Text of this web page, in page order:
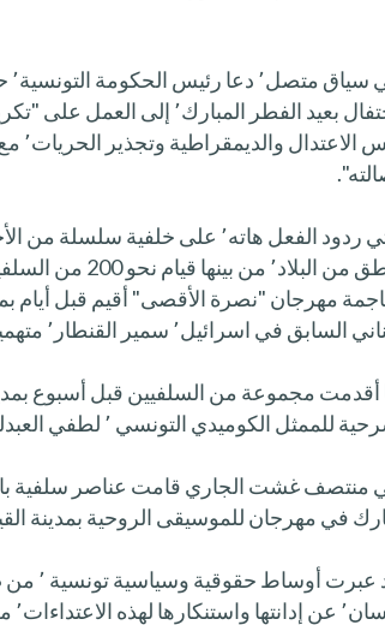
الاحتفال بعيد الفطر
أسس
وتأتي ردود الفعل هاته٬ على
في اسرائيل٬ سمير القنطار٬ متهمين إياه بتأييد نظام الرئيس السوري بشار الأسد.
للممثل الكوميدي التونسي ٬ لطفي العبدلي بدعوى مسها بالدين.
منتصف غشت الجاري قامت عناصر سلفية
في مهرجان للموسيقى الروحية بمدينة القيروان (وسط
وقد